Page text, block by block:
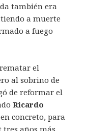
también era
a muerte
a fuego
el
al sobrino de
de reformar el
Ricardo
concreto, para
tres años más